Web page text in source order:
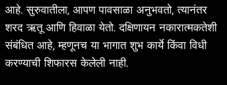
आहे. सुरुवातीला, आपण पावसाळा अनुभवतो, त्यानंतर
शरद ऋतू आणि हिवाळा येतो. दक्षिणायन नकारात्मकतेशी
संबंधित आहे, म्हणूनच या भागात शुभ कार्ये किंवा विधी
करण्याची शिफारस केलेली नाही.